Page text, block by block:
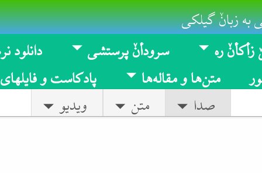
به زبانٚ گیلکی
ره سرودأنٚ پرستشی
دانلود
صدا
متن ویدیو
متن‌ها و مقاله‌ها پادکاست و